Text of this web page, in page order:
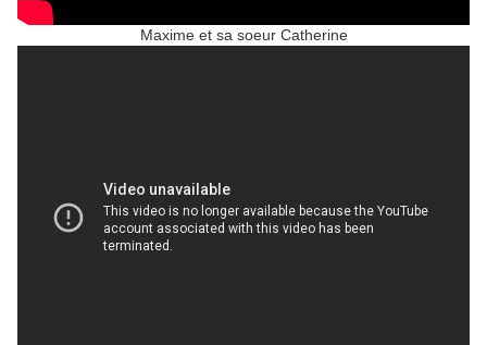
Maxime et sa soeur Catherine